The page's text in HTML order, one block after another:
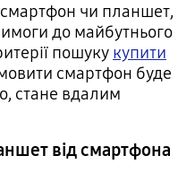
чи планшет,
до майбутнього
пошуку купити
смартфон буде
стане вдалим
від смартфона